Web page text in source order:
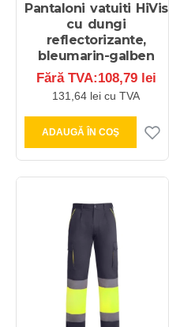
Pantaloni vatuiti HiVis
cu dungi
reflectorizante,
bleumarin-galben
Fără TVA:108,79 lei
131,64 lei cu TVA
ADAUGĂ ÎN COŞ